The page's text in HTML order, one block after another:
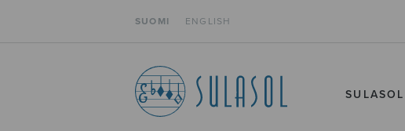
SUOMI ENGLISH
SULASOL